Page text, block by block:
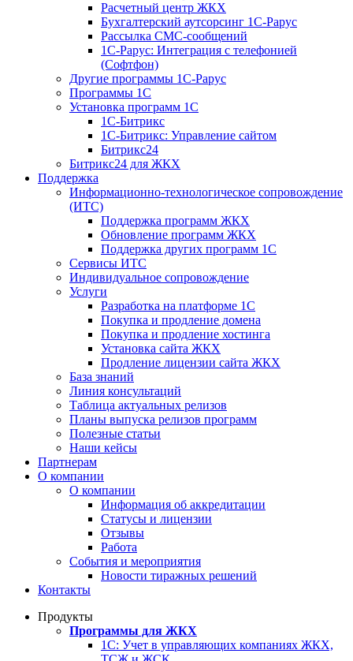
Расчетный центр ЖКХ
Бухгалтерский аутсорсинг 1С-Рарус
Рассылка СМС-сообщений
1С-Рарус: Интеграция с телефонией
(Софтфон)
Другие программы 1С-Рарус
Программы 1С
Установка программ 1С
1С-Битрикс
1С-Битрикс: Управление сайтом
Битрикс24
Битрикс24 для ЖКХ
Поддержка
Информационно-технологическое сопровождение
(ИТС)
Поддержка программ ЖКХ
Обновление программ ЖКХ
Поддержка других программ 1С
Сервисы ИТС
Индивидуальное сопровождение
Услуги
Разработка на платформе 1С
Покупка и продление домена
Покупка и продление хостинга
Установка сайта ЖКХ
Продление лицензии сайта ЖКХ
База знаний
Линия консультаций
Таблица актуальных релизов
Планы выпуска релизов программ
Полезные статьи
Наши кейсы
Партнерам
О компании
О компании
Информация об аккредитации
Статусы и лицензии
Отзывы
Работа
События и мероприятия
Новости тиражных решений
Контакты
Продукты
Программы для ЖКХ
1С: Учет в управляющих компаниях ЖКХ,